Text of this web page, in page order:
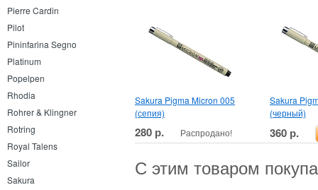
Pierre Cardin
Pilot
Pininfarina Segno
Platinum
Popelpen
Rhodia
Rohrer & Klingner
Rotring
Royal Talens
Sailor
Sakura
Sakura Pigma Micron 005
(сепия)
280 р. Распродано!
Sakura
(черный)
360 р.
С этим товаром